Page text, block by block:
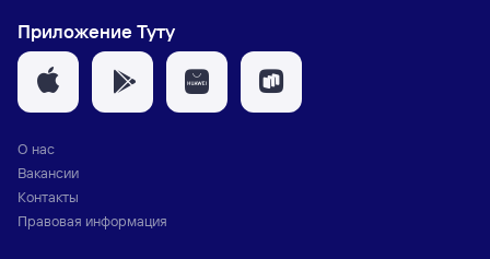
Приложение Туту
О нас
Вакансии
Контакты
Правовая информация